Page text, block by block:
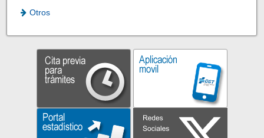
Otros